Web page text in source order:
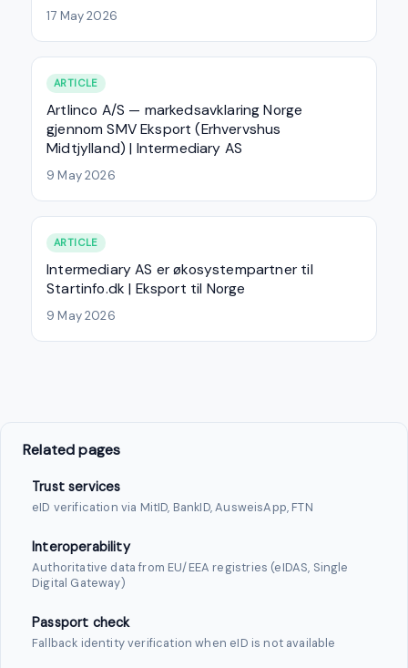
17 May 2026
ARTICLE
Artlinco A/S — markedsavklaring Norge
gjennom SMV Eksport (Erhvervshus
Midtjylland) | Intermediary AS
9 May 2026
ARTICLE
Intermediary AS er økosystempartner til
Startinfo.dk | Eksport til Norge
9 May 2026
Related pages
Trust services
eID verification via MitID, BankID, AusweisApp, FTN
Interoperability
Authoritative data from EU/EEA registries (eIDAS, Single
Digital Gateway)
Passport check
Fallback identity verification when eID is not available